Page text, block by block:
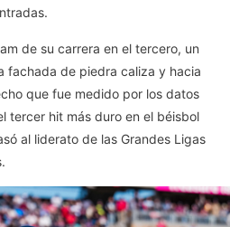
de su carrera en el tercero, un
fachada de piedra caliza y hacia
que fue medido por los datos
tercer hit más duro en el béisbol
al liderato de las Grandes Ligas